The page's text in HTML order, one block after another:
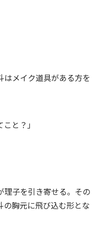
はメイク道具がある方を
と？」
理子を引き寄せる。その
胸元に飛び込む形とな